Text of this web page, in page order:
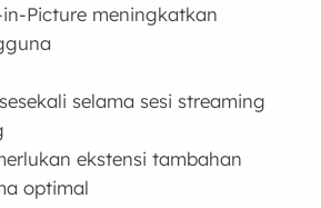
Picture meningkatkan
selama sesi streaming
ekstensi tambahan
optimal